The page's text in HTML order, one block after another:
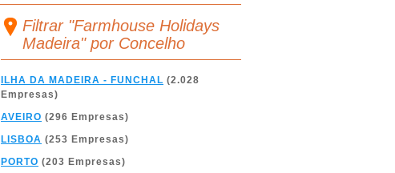
Filtrar "Farmhouse Holidays
Madeira" por Concelho
ILHA DA MADEIRA - FUNCHAL (2.028
Empresas)
AVEIRO (296 Empresas)
LISBOA (253 Empresas)
PORTO (203 Empresas)